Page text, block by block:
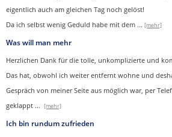
eigentlich auch am gleichen Tag noch gelöst!
Da ich selbst wenig Geduld habe mit dem ... [mehr]
Was will man mehr
Herzlichen Dank für die tolle, unkomplizierte und
Das hat, obwohl ich weiter entfernt wohne und
Gespräch von meiner Seite aus möglich war, per
geklappt ... [mehr]
Ich bin rundum zufrieden